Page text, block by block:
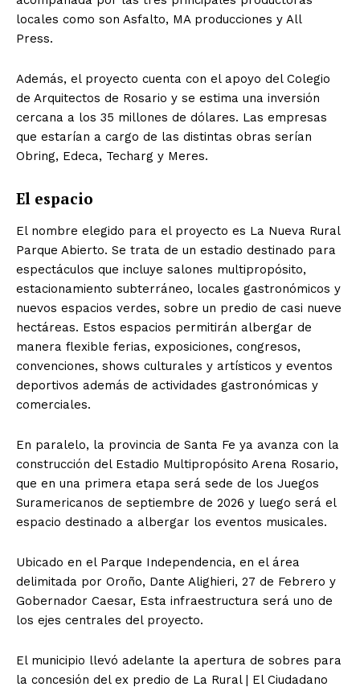
locales como son Asfalto, MA producciones y All
Press.
Además, el proyecto cuenta con el apoyo del Colegio
de Arquitectos de Rosario y se estima una inversión
cercana a los 35 millones de dólares. Las empresas
que estarían a cargo de las distintas obras serían
Obring, Edeca, Techarg y Meres.
El espacio
El nombre elegido para el proyecto es La Nueva Rural
Parque Abierto. Se trata de un estadio destinado para
espectáculos que incluye salones multipropósito,
estacionamiento subterráneo, locales gastronómicos y
nuevos espacios verdes, sobre un predio de casi nueve
hectáreas. Estos espacios permitirán albergar de
manera flexible ferias, exposiciones, congresos,
convenciones, shows culturales y artísticos y eventos
deportivos además de actividades gastronómicas y
comerciales.
En paralelo, la provincia de Santa Fe ya avanza con la
construcción del Estadio Multipropósito Arena Rosario,
que en una primera etapa será sede de los Juegos
Suramericanos de septiembre de 2026 y luego será el
espacio destinado a albergar los eventos musicales.
Ubicado en el Parque Independencia, en el área
delimitada por Oroño, Dante Alighieri, 27 de Febrero y
Gobernador Caesar, Esta infraestructura será uno de
los ejes centrales del proyecto.
El municipio llevó adelante la apertura de sobres para
la concesión del ex predio de La Rural | El Ciudadano